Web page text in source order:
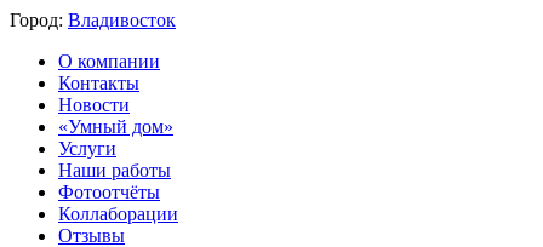
Город: Владивосток
О компании
Контакты
Новости
«Умный дом»
Услуги
Наши работы
Фотоотчёты
Коллаборации
Отзывы